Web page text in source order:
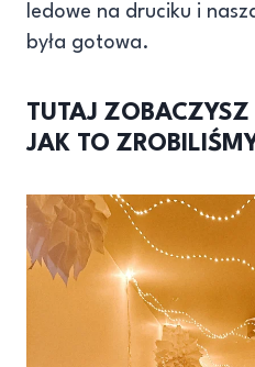
ledowe na druciku i
była gotowa.
TUTAJ
JAK TO